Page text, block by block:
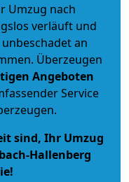
Umzug nach
verläuft und
an
Überzeugen
Angeboten
Service
sind, Ihr Umzug
Hallenberg